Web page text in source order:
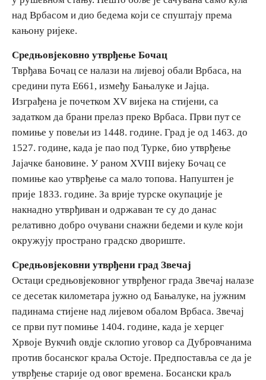
над Врбасом и дио бедема који се спуштају према
кањону ријеке.
Средњовјековно утврђење Бочац
Tврђава Бочац се налази на лијевој обали Врбаса, на
средини пута Е661, између Бањалуке и Јајца.
Изграђена је почетком XV вијека на стијени, са
задатком да брани прелаз преко Врбаса. Први пут се
помиње у повељи из 1448. године. Град је од 1463. до
1527. године, када је пао под Турке, био утврђење
Јајачке бановине. У раном XVIII вијеку Бочац се
помиње као утврђење са мало топова. Напуштен је
прије 1833. године. За врије турске окупације је
накнадно утврђиван и одржаван те су до данас
релативно добро очувани снажни бедеми и куле који
окружују пространо градско двориште.
Средњовјековни утврђени град Звечај
Остаци средњовјековног утврђеног града Звечај налазе
се десетак километара јужно од Бањалуке, на јужним
падинама стијене над лијевом обалом Врбаса. Звечај
се први пут помиње 1404. године, када је херцег
Хрвоје Вукчић овдје склопио уговор са Дубровчанима
против босанског краља Остоје. Предпоставља се да је
утврђење старије од овог времена. Босански краљ